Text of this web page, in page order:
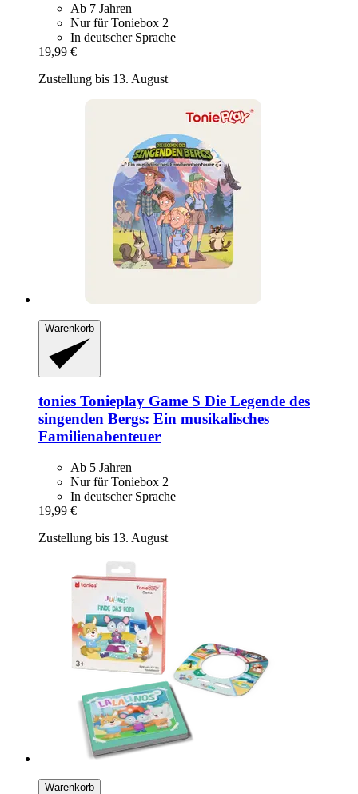
Ab 7 Jahren
Nur für Toniebox 2
In deutscher Sprache
19,99 €
Zustellung bis 13. August
Warenkorb
tonies Tonieplay Game S Die Legende des
singenden Bergs: Ein musikalisches
Familienabenteuer
Ab 5 Jahren
Nur für Toniebox 2
In deutscher Sprache
19,99 €
Zustellung bis 13. August
Warenkorb